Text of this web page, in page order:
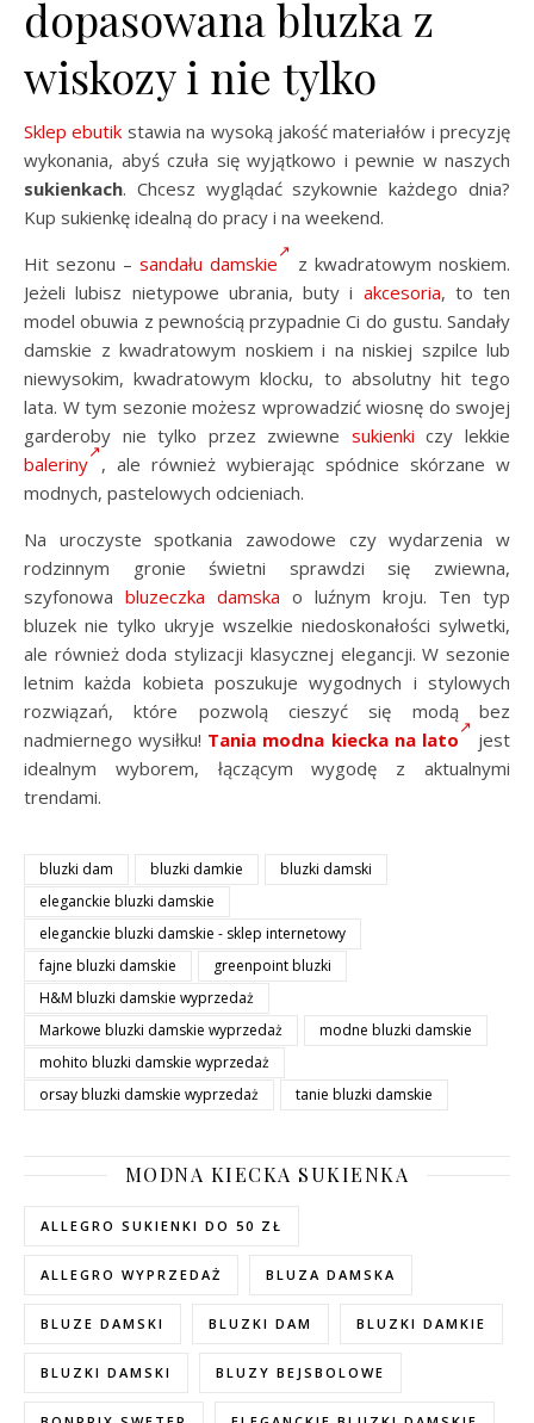
dopasowana bluzka z
wiskozy i nie tylko
Sklep ebutik stawia na wysoką jakość materiałów i precyzję
wykonania, abyś czuła się wyjątkowo i pewnie w naszych
sukienkach. Chcesz wyglądać szykownie każdego dnia?
Kup sukienkę idealną do pracy i na weekend.
Hit sezonu – sandału damskie
z kwadratowym noskiem.
Jeżeli lubisz nietypowe ubrania, buty i akcesoria, to ten
model obuwia z pewnością przypadnie Ci do gustu. Sandały
damskie z kwadratowym noskiem i na niskiej szpilce lub
niewysokim, kwadratowym klocku, to absolutny hit tego
lata. W tym sezonie możesz wprowadzić wiosnę do swojej
garderoby nie tylko przez zwiewne sukienki czy lekkie
baleriny , ale również wybierając spódnice skórzane w
modnych, pastelowych odcieniach.
Na uroczyste spotkania zawodowe czy wydarzenia w
rodzinnym gronie świetni sprawdzi się zwiewna,
szyfonowa bluzeczka damska o luźnym kroju. Ten typ
bluzek nie tylko ukryje wszelkie niedoskonałości sylwetki,
ale również doda stylizacji klasycznej elegancji. W sezonie
letnim każda kobieta poszukuje wygodnych i stylowych
rozwiązań, które pozwolą cieszyć się modą bez
nadmiernego wysiłku! Tania modna kiecka na lato
jest
idealnym wyborem, łączącym wygodę z aktualnymi
trendami.
bluzki dam bluzki damkie
bluzki damski
eleganckie bluzki damskie
eleganckie bluzki damskie - sklep internetowy
fajne bluzki damskie
greenpoint bluzki
H&M bluzki damskie wyprzedaż
Markowe bluzki damskie wyprzedaż
modne bluzki damskie
mohito bluzki damskie wyprzedaż
orsay bluzki damskie wyprzedaż
tanie bluzki damskie
MODNA KIECKA SUKIENKA
ALLEGRO SUKIENKI DO 50 ZŁ
ALLEGRO WYPRZEDAŻ BLUZA DAMSKA
BLUZE DAMSKI BLUZKI DAM BLUZKI DAMKIE
BLUZKI DAMSKI BLUZY BEJSBOLOWE